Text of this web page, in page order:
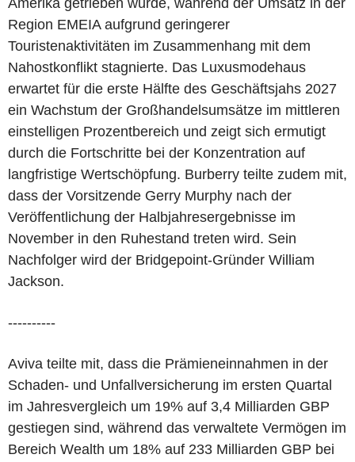
Amerika getrieben wurde, während der Umsatz in der
Region EMEIA aufgrund geringerer
Touristenaktivitäten im Zusammenhang mit dem
Nahostkonflikt stagnierte. Das Luxusmodehaus
erwartet für die erste Hälfte des Geschäftsjahs 2027
ein Wachstum der Großhandelsumsätze im mittleren
einstelligen Prozentbereich und zeigt sich ermutigt
durch die Fortschritte bei der Konzentration auf
langfristige Wertschöpfung. Burberry teilte zudem mit,
dass der Vorsitzende Gerry Murphy nach der
Veröffentlichung der Halbjahresergebnisse im
November in den Ruhestand treten wird. Sein
Nachfolger wird der Bridgepoint-Gründer William
Jackson.
----------
Aviva teilte mit, dass die Prämieneinnahmen in der
Schaden- und Unfallversicherung im ersten Quartal
im Jahresvergleich um 19% auf 3,4 Milliarden GBP
gestiegen sind, während das verwaltete Vermögen im
Bereich Wealth um 18% auf 233 Milliarden GBP bei